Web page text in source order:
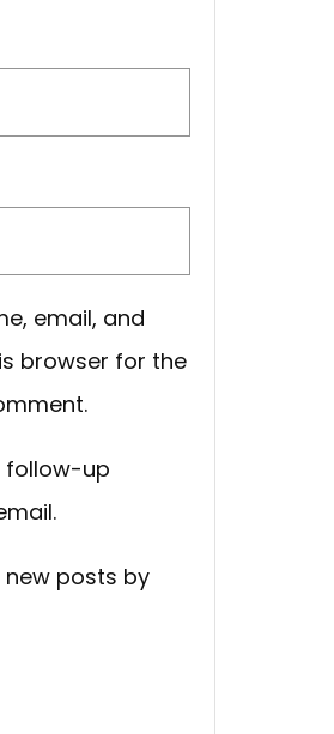
email, and
browser for the
follow-up
posts by